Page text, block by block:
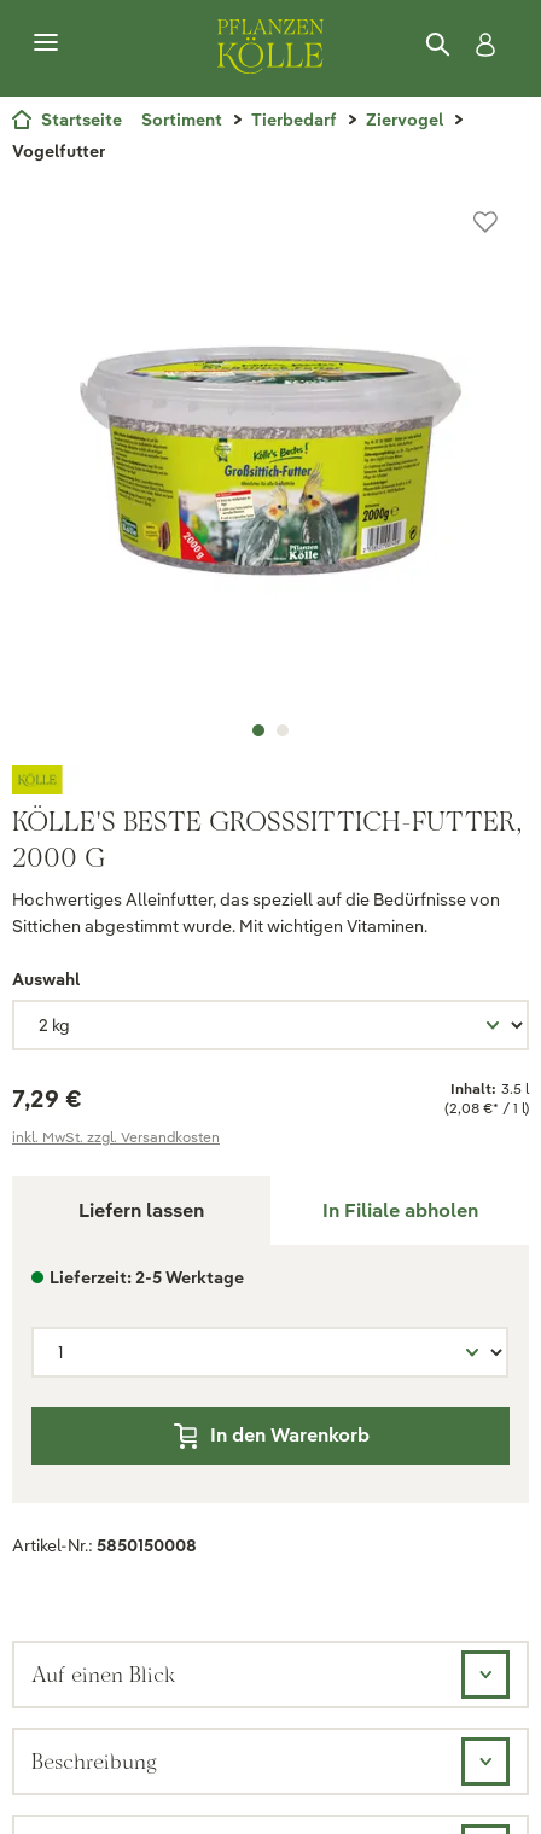
Startseite Sortiment Tierbedarf
Ziervogel
Vogelfutter
KÖLLE'S BESTE GROSSSITTICH-FUTTER, 2
000 G
Hochwertiges Alleinfutter, das speziell auf die Bedürfnisse von
Sittichen abgestimmt wurde. Mit wichtigen Vitaminen.
Auswahl
7,29 € Inhalt: 3.5 l
(2,08 €* / 1 l)
inkl. MwSt. zzgl. Versandkosten
Liefern lassen In Filiale abholen
Lieferzeit: 2-5 Werktage
In den Warenkorb
Artikel-Nr.: 5850150008
Auf einen Blick
Beschreibung